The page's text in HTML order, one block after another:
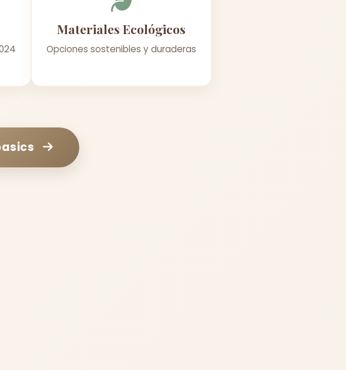
Materiales Ecológicos
Opciones sostenibles y duraderas